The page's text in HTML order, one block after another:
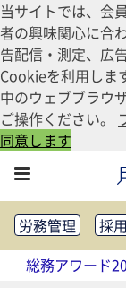
当サイトでは、会
者の興味関心に合
告配信・測定、広
Cookieを利用しま
中のウェブブラウ
ご操作ください。
同意します
労務管理 採
健康経営
働
法務・コンプ
総務アワード